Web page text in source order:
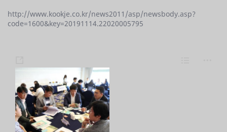
http://www.kookje.co.kr/news2011/asp/newsbody.asp?
code=1600&key=20191114.22020005795
a
r
e